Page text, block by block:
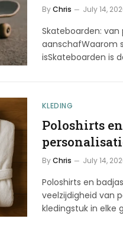
By Chris July 14,
Skateboarden:
aanschafWaarom
isSkateboarden is
KLEDING
Poloshirts
By Chris July 14,
Poloshirts en
veelzijdigheid van
kledingstuk in elke